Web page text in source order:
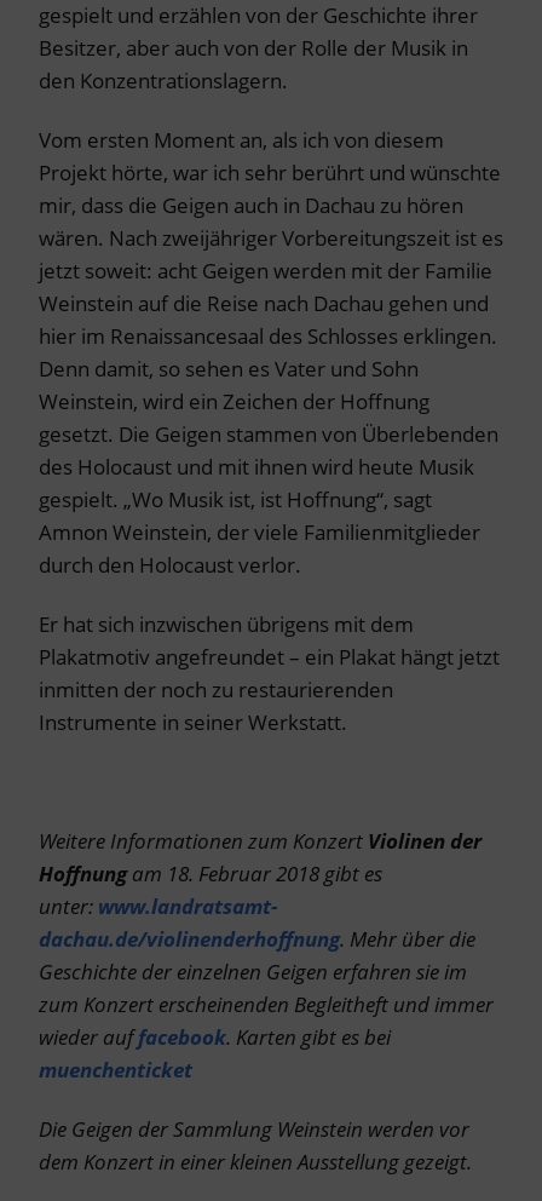
gespielt und erzählen von der Geschichte ihrer
Besitzer, aber auch von der Rolle der Musik in
den Konzentrationslagern.
Vom ersten Moment an, als ich von diesem
Projekt hörte, war ich sehr berührt und wünschte
mir, dass die Geigen auch in Dachau zu hören
wären. Nach zweijähriger Vorbereitungszeit ist es
jetzt soweit: acht Geigen werden mit der Familie
Weinstein auf die Reise nach Dachau gehen und
hier im Renaissancesaal des Schlosses erklingen.
Denn damit, so sehen es Vater und Sohn
Weinstein, wird ein Zeichen der Hoffnung
gesetzt. Die Geigen stammen von Überlebenden
des Holocaust und mit ihnen wird heute Musik
gespielt. „Wo Musik ist, ist Hoffnung“, sagt
Amnon Weinstein, der viele Familienmitglieder
durch den Holocaust verlor.
Er hat sich inzwischen übrigens mit dem
Plakatmotiv angefreundet – ein Plakat hängt jetzt
inmitten der noch zu restaurierenden
Instrumente in seiner Werkstatt.
Weitere Informationen zum Konzert Violinen der
Hoffnungam 18. Februar 2018 gibt es
unter: www.landratsamt-
dachau.de/violinenderhoffnung. Mehr über die
Geschichte der einzelnen Geigen erfahren sie im
zum Konzert erscheinenden Begleitheft und immer
wieder auffacebook. Karten gibt es bei
muenchenticket
Die Geigen der Sammlung Weinstein werden vor
dem Konzert in einer kleinen Ausstellung gezeigt.